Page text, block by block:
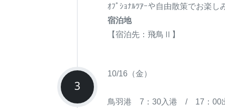
ｵﾌﾟｼｮﾅﾙﾂｱｰや自由散策でお楽し
宿泊地
【宿泊先：飛鳥Ⅱ】
3
10/16（金）
鳥羽港 7：30入港 / 17：00